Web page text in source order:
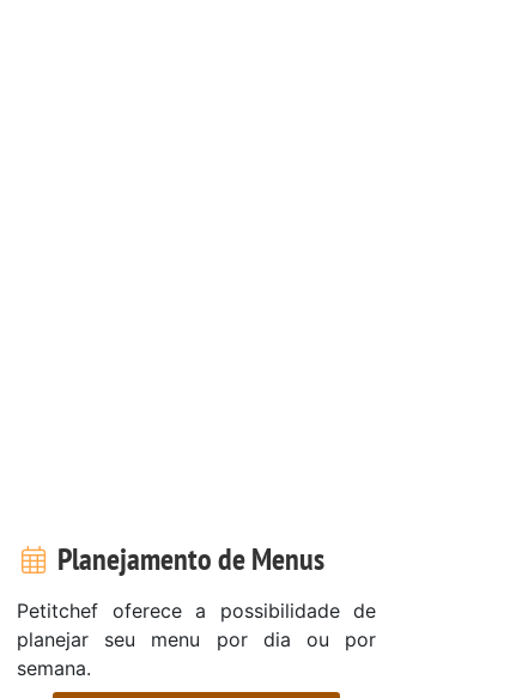
Planejamento de Menus
Petitchef oferece a possibilidade de
planejar seu menu por dia ou por
semana.